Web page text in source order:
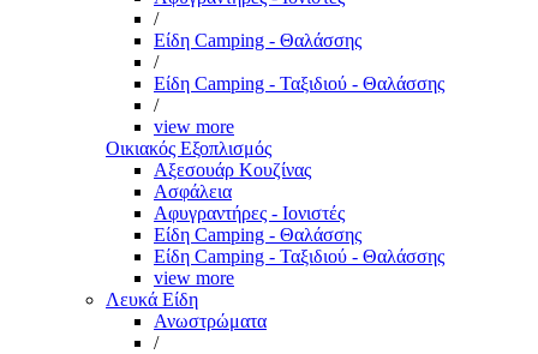
/
Είδη Camping - Θαλάσσης
/
Είδη Camping - Ταξιδιού - Θαλάσσης
/
view more
Οικιακός Εξοπλισμός
Αξεσουάρ Κουζίνας
Ασφάλεια
Αφυγραντήρες - Ιονιστές
Είδη Camping - Θαλάσσης
Είδη Camping - Ταξιδιού - Θαλάσσης
view more
Λευκά Είδη
Ανωστρώματα
/